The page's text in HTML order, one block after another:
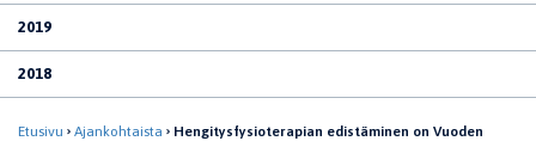
2019
2018
Etusivu Ajankohtaista
Hengitysfysioterapian edistäminen on Vuoden